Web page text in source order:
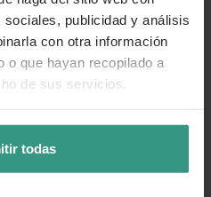
publicidad y análisis
con otra información
o que hayan recopilado a
de sus servicios.
todas